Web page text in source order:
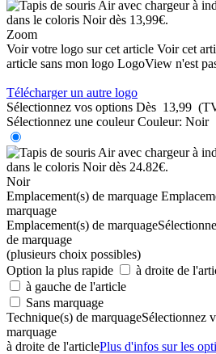
Zoom
Voir votre logo sur cet article Voir cet
article sans mon logo LogoView n'est
Télécharger un autre logo
Sélectionnez vos options Dès 13,99
Sélectionnez une couleur Couleur: Noir
Noir
Emplacement(s) de marquage
marquage
Emplacement(s) de marquage
de marquage
(plusieurs choix possibles)
Option la plus rapide
à droite de
à gauche de l'article
Sans marquage
Technique(s) de marquageSélectionnez
marquage
à droite de l'articlePlus d'infos sur les